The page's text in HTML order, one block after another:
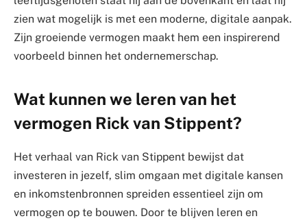
zien wat mogelijk is met een moderne, digitale aanpak.
Zijn groeiende vermogen maakt hem een inspirerend
voorbeeld binnen het ondernemerschap.
Wat kunnen we leren van het
vermogen Rick van Stippent?
Het verhaal van Rick van Stippent bewijst dat
investeren in jezelf, slim omgaan met digitale kansen
en inkomstenbronnen spreiden essentieel zijn om
vermogen op te bouwen. Door te blijven leren en